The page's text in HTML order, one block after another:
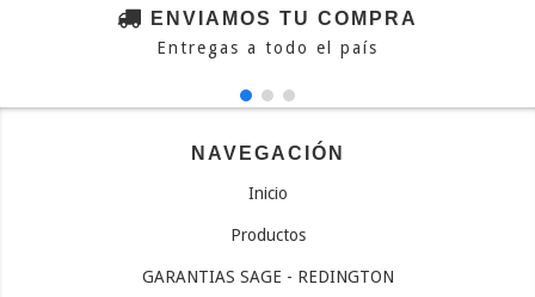
ENVIAMOS TU COMPRA
Entregas a todo el país
NAVEGACIÓN
Inicio
Productos
GARANTIAS SAGE - REDINGTON